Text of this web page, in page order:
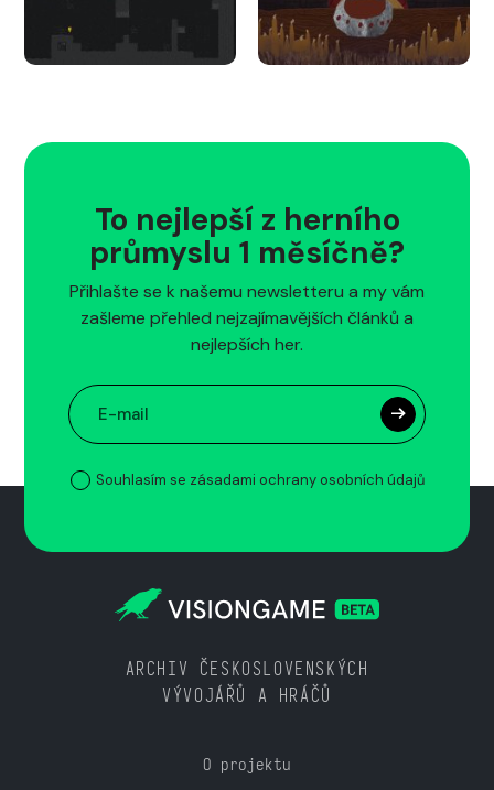
To nejlepší z herního
průmyslu 1 měsíčně?
Přihlašte se k našemu newsletteru a my vám
zašleme přehled nejzajímavějších článků a
nejlepších her.
Souhlasím se zásadami ochrany osobních údajů
ARCHIV ČESKOSLOVENSKÝCH
VÝVOJÁŘŮ A HRÁČŮ
O projektu